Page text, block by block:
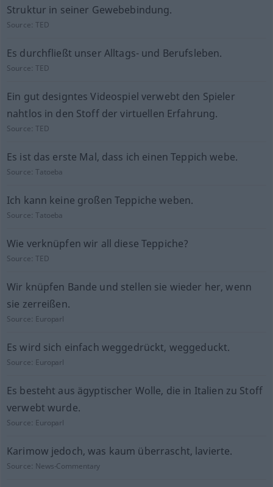
Struktur in seiner Gewebebindung.
Source:TED
Es durchfließt unser Alltags- und Berufsleben.
Source:TED
Ein gut designtes Videospiel verwebt den Spieler
nahtlos in den Stoff der virtuellen Erfahrung.
Source:TED
Es ist das erste Mal, dass ich einen Teppich webe.
Source:Tatoeba
Ich kann keine großen Teppiche weben.
Source:Tatoeba
Wie verknüpfen wir all diese Teppiche?
Source:TED
Wir knüpfen Bande und stellen sie wieder her, wenn
sie zerreißen.
Source: Europarl
Es wird sich einfach weggedrückt, weggeduckt.
Source: Europarl
Es besteht aus ägyptischer Wolle, die in Italien zu Stoff
verwebt wurde.
Source: Europarl
Karimow jedoch, was kaum überrascht, lavierte.
Source: News-Commentary